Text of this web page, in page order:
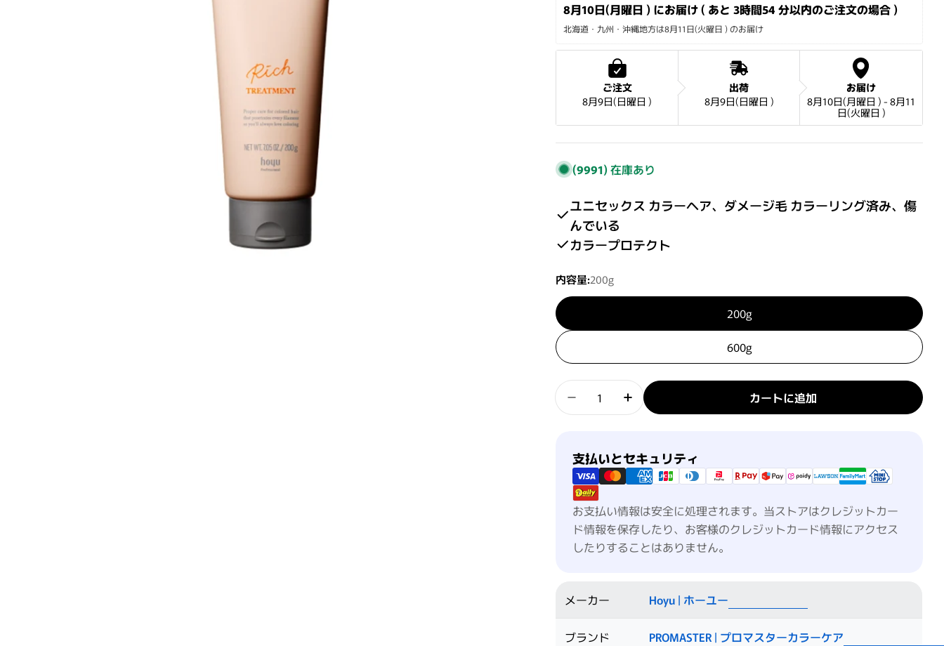
8月10日(月曜日 ) にお届け ( あと 3時間54 分以内のご注文の場合 )
北海道・九州・沖縄地方は8月11日(火曜日 ) のお届け
ご注文
8月9日(日曜日 )
出荷
8月9日(日曜日 )
お届け
8月10日(月曜日 ) - 8月11
日(火曜日 )
(9991)在庫あり
ユニセックス カラーヘア、ダメージ毛 カラーリング済み、傷
んでいる
カラープロテクト
内容量:200g
200g
600g
数量
プロマスター カラーケア トリートメント RICH/リッチの数量を
プロマスター カラーケア トリートメント RICH/リッチ
カートに追加
支払いとセキュリティ
支払い方法
お支払い情報は安全に処理されます。当ストアはクレジットカー
ド情報を保存したり、お客様のクレジットカード情報にアクセス
したりすることはありません。
メーカー Hoyu | ホーユー
ブランド PROMASTER | プロマスターカラーケア